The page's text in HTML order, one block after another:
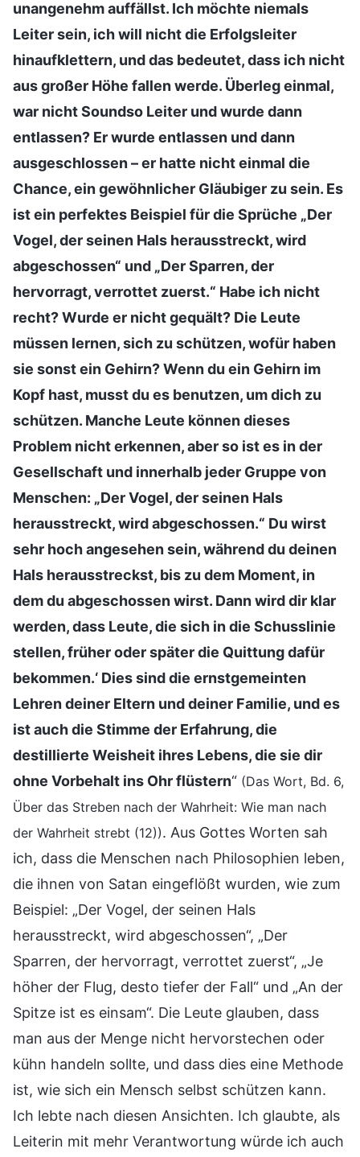
unangenehm auffällst. Ich möchte niemals
Leiter sein, ich will nicht die Erfolgsleiter
hinaufklettern, und das bedeutet, dass ich nicht
aus großer Höhe fallen werde. Überleg einmal,
war nicht Soundso Leiter und wurde dann
entlassen? Er wurde entlassen und dann
ausgeschlossen – er hatte nicht einmal die
Chance, ein gewöhnlicher Gläubiger zu sein. Es
ist ein perfektes Beispiel für die Sprüche „Der
Vogel, der seinen Hals herausstreckt, wird
abgeschossen“ und „Der Sparren, der
hervorragt, verrottet zuerst.“ Habe ich nicht
recht? Wurde er nicht gequält? Die Leute
müssen lernen, sich zu schützen, wofür haben
sie sonst ein Gehirn? Wenn du ein Gehirn im
Kopf hast, musst du es benutzen, um dich zu
schützen. Manche Leute können dieses
Problem nicht erkennen, aber so ist es in der
Gesellschaft und innerhalb jeder Gruppe von
Menschen: „Der Vogel, der seinen Hals
herausstreckt, wird abgeschossen.“ Du wirst
sehr hoch angesehen sein, während du deinen
Hals herausstreckst, bis zu dem Moment, in
dem du abgeschossen wirst. Dann wird dir klar
werden, dass Leute, die sich in die Schusslinie
stellen, früher oder später die Quittung dafür
bekommen.‘ Dies sind die ernstgemeinten
Lehren deiner Eltern und deiner Familie, und es
ist auch die Stimme der Erfahrung, die
destillierte Weisheit ihres Lebens, die sie dir
ohne Vorbehalt ins Ohr flüstern“ (Das Wort, Bd. 6,
Über das Streben nach der Wahrheit: Wie man nach
der Wahrheit strebt (12)). Aus Gottes Worten sah
ich, dass die Menschen nach Philosophien leben,
die ihnen von Satan eingeflößt wurden, wie zum
Beispiel: „Der Vogel, der seinen Hals
herausstreckt, wird abgeschossen“, „Der
Sparren, der hervorragt, verrottet zuerst“, „Je
höher der Flug, desto tiefer der Fall“ und „An der
Spitze ist es einsam“. Die Leute glauben, dass
man aus der Menge nicht hervorstechen oder
kühn handeln sollte, und dass dies eine Methode
ist, wie sich ein Mensch selbst schützen kann.
Ich lebte nach diesen Ansichten. Ich glaubte, als
Leiterin mit mehr Verantwortung würde ich auch